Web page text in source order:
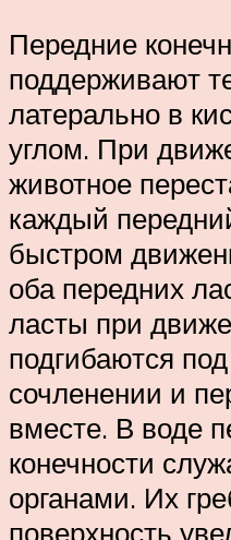
Передние
поддерживают
латерально в
углом. При
животное
каждый
быстром
оба передних
ласты при
подгибаются
сочленении и
вместе. В воде
конечности
органами. Их
поверхность